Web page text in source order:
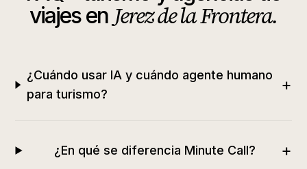
viajesenJerez de la Frontera.
¿Cuándo usar IA y cuándo agente humano
para turismo?
+
¿En qué se diferencia Minute Call? +